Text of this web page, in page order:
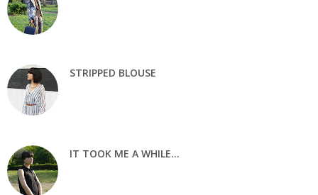
STRIPPED BLOUSE
IT TOOK ME A WHILE...